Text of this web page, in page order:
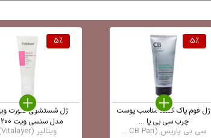
5%
ژل فوم پاک کننده مناسب پوست
چرب سی بی پا ...
سی بی پاریس (CB Pari ...
5%
ژل شستشوی صورت
مدل سنسی ویت 200 ...
ویتالیر (Vitalayer)